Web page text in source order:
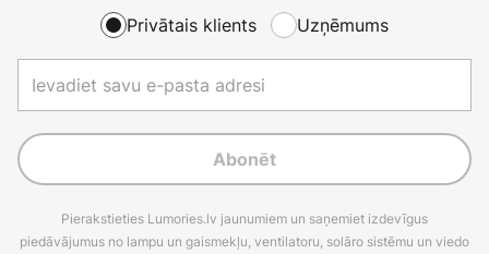
Privātais klients Uzņēmums
Abonēt
Pierakstieties Lumories.lv jaunumiem un saņemiet izdevīgus
piedāvājumus no lampu un gaismekļu, ventilatoru, solāro sistēmu un viedo